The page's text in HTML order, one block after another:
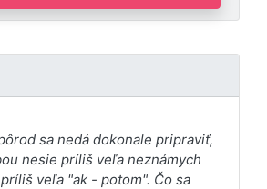
sa nedá dokonale pripraviť,
nesie príliš veľa neznámych
veľa "ak - potom". Čo sa